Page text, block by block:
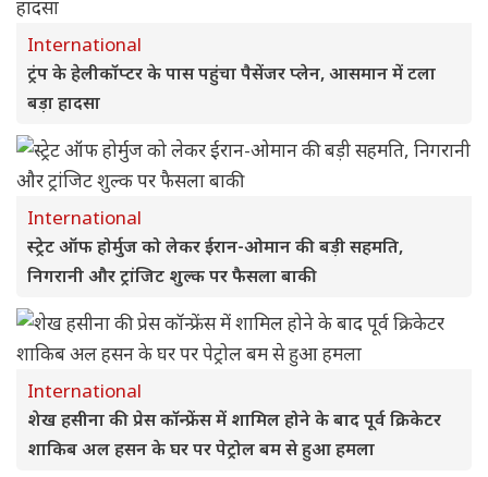
International
ट्रंप के हेलीकॉप्टर के पास पहुंचा पैसेंजर प्लेन, आसमान में टला
बड़ा हादसा
International
स्ट्रेट ऑफ होर्मुज को लेकर ईरान-ओमान की बड़ी सहमति,
निगरानी और ट्रांजिट शुल्क पर फैसला बाकी
International
शेख हसीना की प्रेस कॉन्फ्रेंस में शामिल होने के बाद पूर्व क्रिकेटर
शाकिब अल हसन के घर पर पेट्रोल बम से हुआ हमला